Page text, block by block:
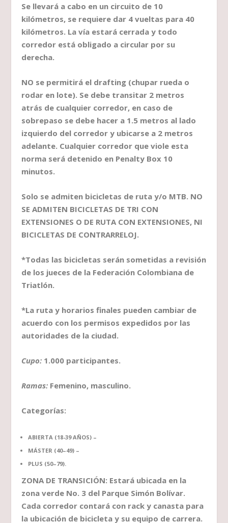
Se llevará a cabo en un circuito de 10
kilómetros, se requiere dar 4 vueltas para 40
kilómetros. La vía estará cerrada y todo
corredor está obligado a circular por su
derecha.
NO se permitirá el drafting (chupar rueda o
rodar en lote). Se debe transitar 2 metros
atrás de cualquier corredor, en caso de
sobrepaso se debe hacer a 1.5 metros al lado
izquierdo del corredor y ubicarse a 2 metros
adelante. Cualquier corredor que viole esta
norma será detenido en Penalty Box 10
minutos.
Solo se admiten bicicletas de ruta y/o MTB. NO
SE ADMITEN BICICLETAS DE TRI CON
EXTENSIONES O DE RUTA CON EXTENSIONES, NI
BICICLETAS DE CONTRARRELOJ.
*Todas las bicicletas serán sometidas a revisión
de los jueces de la Federación Colombiana de
Triatlón.
*La ruta y horarios finales pueden cambiar de
acuerdo con los permisos expedidos por las
autoridades de la ciudad.
Cupo: 1.000 participantes.
Ramas: Femenino, masculino.
Categorías:
ABIERTA (18-39 AÑOS) –
MÁSTER (40–49) –
PLUS (50–79).
ZONA DE TRANSICIÓN: Estará ubicada en la
zona verde No. 3 del Parque Simón Bolívar.
Cada corredor contará con rack y canasta para
la ubicación de bicicleta y su equipo de carrera.